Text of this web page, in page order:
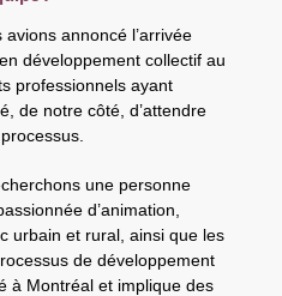
annoncé l’arrivée
développement collectif au
professionnels ayant
de notre côté, d’attendre
une personne
d’animation,
urbain et rural, ainsi que les
de développement
à Montréal et implique des